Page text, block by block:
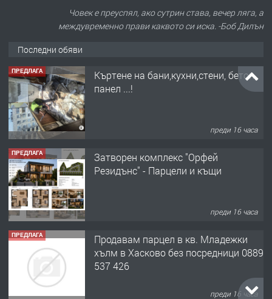
Човек е преуспял, ако сутрин става, вечер ляга, а
междувременно прави каквото си иска. -Боб Дилън
Последни обяви
ПРЕДЛАГА
Къртене на бани,кухни,стени, бетон,
панел ...!
преди 16 часа
ПРЕДЛАГА
Затворен комплекс "Орфей
Резидънс" - Парцели и къщи
преди 16 часа
ПРЕДЛАГА
Продавам парцел в кв. Младежки
хълм в Хасково без посредници 0889
537 426
преди 16 часа